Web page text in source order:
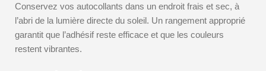
Conservez vos autocollants dans un endroit frais et sec, à
l’abri de la lumière directe du soleil. Un rangement approprié
garantit que l’adhésif reste efficace et que les couleurs
restent vibrantes.